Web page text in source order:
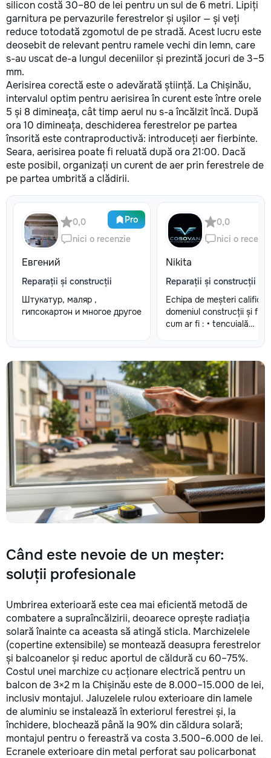
silicon costă 30–80 de lei pentru un sul de 6 metri. Lipiți
garnitura pe pervazurile ferestrelor și ușilor — și veți
reduce totodată zgomotul de pe stradă. Acest lucru este
deosebit de relevant pentru ramele vechi din lemn, care
s-au uscat de-a lungul deceniilor și prezintă jocuri de 3–5
mm.
Aerisirea corectă este o adevărată știință. La Chișinău,
intervalul optim pentru aerisirea în curent este între orele
5 și 8 dimineața, cât timp aerul nu s-a încălzit încă. După
ora 10 dimineața, deschiderea ferestrelor pe partea
însorită este contraproductivă: introduceți aer fierbinte.
Seara, aerisirea poate fi reluată după ora 21:00. Dacă
este posibil, organizați un curent de aer prin ferestrele de
pe partea umbrită a clădirii.
Pro
0,0
nici o recenzie
Евгений
Reparații și construcții
Штукатур, маляр ,
гипсокартон и многое другое
0,0
nici o
Nikita
Reparații și construcții
Echipa de meșteri
domeniul construcții și
cum ar fi : • tencuială
de finisare glet
mecanizată •vopsea
și mecanizată •tapete și
fibră de sticlă •lucrări de
carton •Armstrong •Fațade
personalizate •Gresie și
faianță •Electicitate
sanitare •Demolări
Când este nevoie de un meșter:
soluții profesionale
Umbrirea exterioară este cea mai eficientă metodă de
combatere a supraîncălzirii, deoarece oprește radiația
solară înainte ca aceasta să atingă sticla. Marchizelele
(copertine extensibile) se montează deasupra ferestrelor
și balcoanelor și reduc aportul de căldură cu 60–75%.
Costul unei marchize cu acționare electrică pentru un
balcon de 3×2 m la Chișinău este de 8.000–15.000 de lei,
inclusiv montajul. Jaluzelele rulou exterioare din lamele
de aluminiu se instalează în exteriorul ferestrei și, la
închidere, blochează până la 90% din căldura solară;
montajul pentru o fereastră va costa 3.500–6.000 de lei.
Ecranele exterioare din metal perforat sau policarbonat